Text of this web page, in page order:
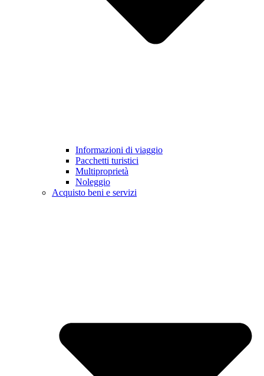
Informazioni di viaggio
Pacchetti turistici
Multiproprietà
Noleggio
Acquisto beni e servizi